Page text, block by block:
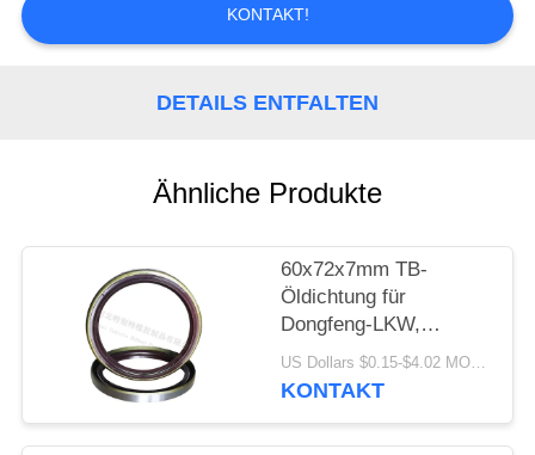
NACHRICHTEN
KONTAKT!
DETAILS ENTFALTEN
Ähnliche Produkte
60x72x7mm TB-
Öldichtung für
Dongfeng-LKW,
Kurbelwellendichtung
EQ153
US Dollars $0.15-$4.02 MOQ:10pcs
KONTAKT